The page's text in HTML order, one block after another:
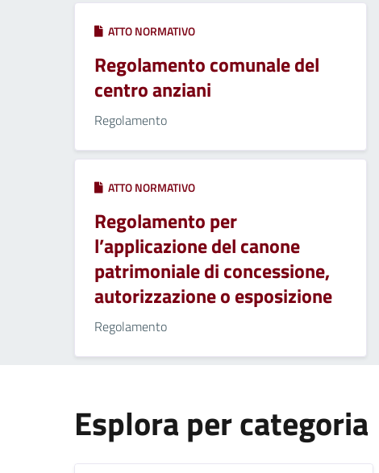
ATTO NORMATIVO
Regolamento comunale del
centro anziani
Regolamento
ATTO NORMATIVO
Regolamento per
l’applicazione del canone
patrimoniale di concessione,
autorizzazione o esposizione
Regolamento
Esplora per categoria